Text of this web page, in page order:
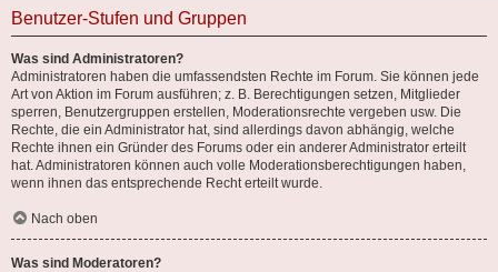
Benutzer-Stufen und Gruppen
Was sind Administratoren?
Administratoren haben die umfassendsten Rechte im Forum. Sie können jede
Art von Aktion im Forum ausführen; z. B. Berechtigungen setzen, Mitglieder
sperren, Benutzergruppen erstellen, Moderationsrechte vergeben usw. Die
Rechte, die ein Administrator hat, sind allerdings davon abhängig, welche
Rechte ihnen ein Gründer des Forums oder ein anderer Administrator erteilt
hat. Administratoren können auch volle Moderationsberechtigungen haben,
wenn ihnen das entsprechende Recht erteilt wurde.
Nach oben
Was sind Moderatoren?